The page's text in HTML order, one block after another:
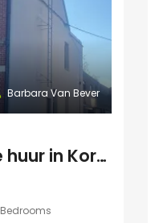
Barbara Van Bever
Studentenkamer te huur in Kortrijk
Bedrooms